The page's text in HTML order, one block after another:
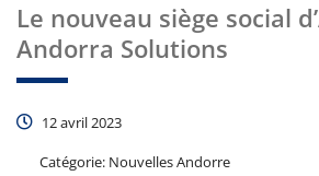
Le nouveau siège social
Andorra Solutions
12 avril 2023
Catégorie: Nouvelles Andorre